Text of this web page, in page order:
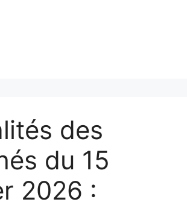
des
du 15
2026 :